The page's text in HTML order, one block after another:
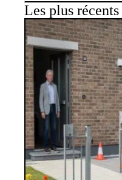
Les plus récents